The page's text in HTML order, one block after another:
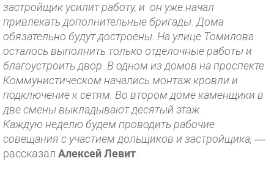
застройщик усилит работу, и он уже начал
привлекать дополнительные бригады. Дома
обязательно будут достроены. На улице Томилова
осталось выполнить только отделочные работы и
благоустроить двор. В одном из домов на проспекте
Коммунистическом начались монтаж кровли и
подключение к сетям. Во втором доме каменщики в
две смены выкладывают десятый этаж.
Каждую неделю будем проводить рабочие
совещания с участием дольщиков и застройщика, —
рассказал Алексей Левит